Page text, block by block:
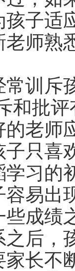
孩子适
老师熟
常训斥
和批
的老师
子只喜
学习的
容易出
些成绩
之后，
家长不